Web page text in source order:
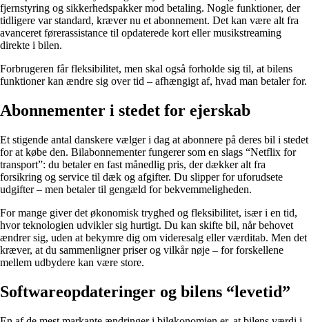
fjernstyring og sikkerhedspakker mod betaling. Nogle funktioner, der
tidligere var standard, kræver nu et abonnement. Det kan være alt fra
avanceret førerassistance til opdaterede kort eller musikstreaming
direkte i bilen.
Forbrugeren får fleksibilitet, men skal også forholde sig til, at bilens
funktioner kan ændre sig over tid – afhængigt af, hvad man betaler for.
Abonnementer i stedet for ejerskab
Et stigende antal danskere vælger i dag at abonnere på deres bil i stedet
for at købe den. Bilabonnementer fungerer som en slags “Netflix for
transport”: du betaler en fast månedlig pris, der dækker alt fra
forsikring og service til dæk og afgifter. Du slipper for uforudsete
udgifter – men betaler til gengæld for bekvemmeligheden.
For mange giver det økonomisk tryghed og fleksibilitet, især i en tid,
hvor teknologien udvikler sig hurtigt. Du kan skifte bil, når behovet
ændrer sig, uden at bekymre dig om videresalg eller værditab. Men det
kræver, at du sammenligner priser og vilkår nøje – for forskellene
mellem udbydere kan være store.
Softwareopdateringer og bilens “levetid”